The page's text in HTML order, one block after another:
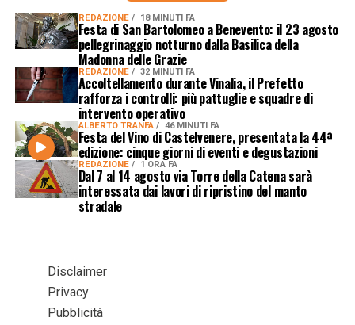
REDAZIONE 18 MINUTI FA
Festa di San Bartolomeo a Benevento: il 23 agosto
pellegrinaggio notturno dalla Basilica della
Madonna delle Grazie
REDAZIONE 32 MINUTI FA
Accoltellamento durante Vinalia, il Prefetto
rafforza i controlli: più pattuglie e squadre di
intervento operativo
ALBERTO TRANFA 46 MINUTI FA
Festa del Vino di Castelvenere, presentata la 44ª
edizione: cinque giorni di eventi e degustazioni
REDAZIONE 1 ORA FA
Dal 7 al 14 agosto via Torre della Catena sarà
interessata dai lavori di ripristino del manto
stradale
Disclaimer
Privacy
Pubblicità